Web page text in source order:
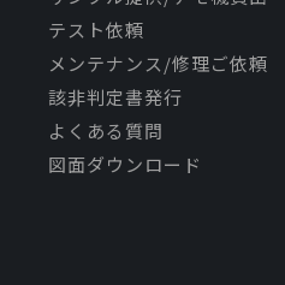
テスト依頼
メンテナンス/修理ご依頼
該非判定書発行
よくある質問
図面ダウンロード